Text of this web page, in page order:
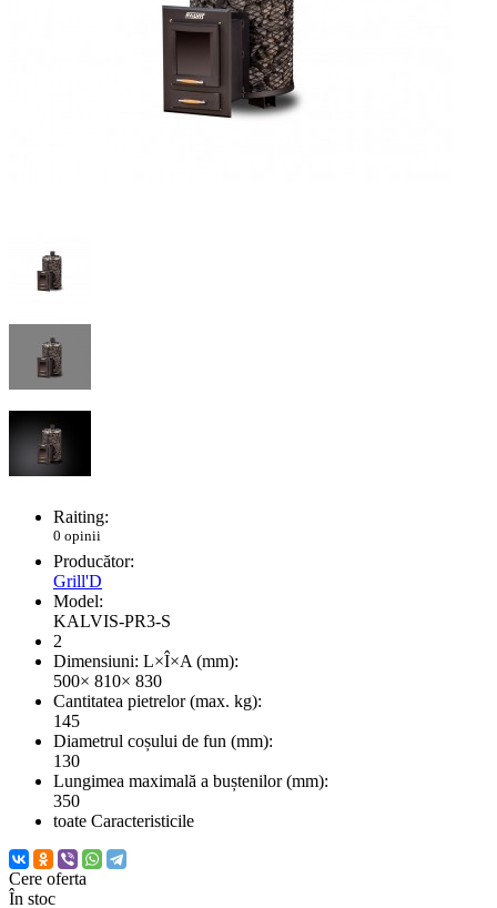
Raiting:
0 opinii
Producător:
Grill'D
Model:
KALVIS-PR3-S
2
Dimensiuni: L×Î×A (mm):
500× 810× 830
Cantitatea pietrelor (max. kg):
145
Diametrul coșului de fun (mm):
130
Lungimea maximală a buștenilor (mm):
350
toate Caracteristicile
Cere oferta
În stoc